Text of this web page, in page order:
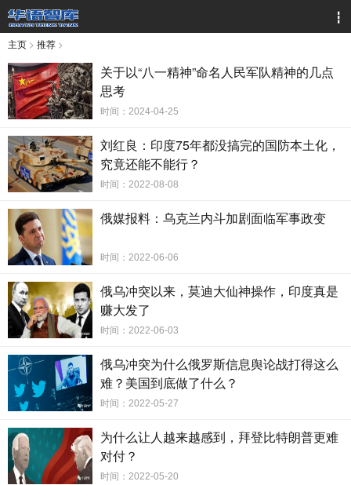
┇
主页 > 推荐 >
关于以“八一精神”命名人民军队精神的几点
思考
时间：2024-04-25
刘红良：印度75年都没搞完的国防本土化，
究竟还能不能行？
时间：2022-08-08
俄媒报料：乌克兰内斗加剧面临军事政变
时间：2022-06-06
俄乌冲突以来，莫迪大仙神操作，印度真是
赚大发了
时间：2022-06-03
俄乌冲突为什么俄罗斯信息舆论战打得这么
难？美国到底做了什么？
时间：2022-05-27
为什么让人越来越感到，拜登比特朗普更难
对付？
时间：2022-05-20